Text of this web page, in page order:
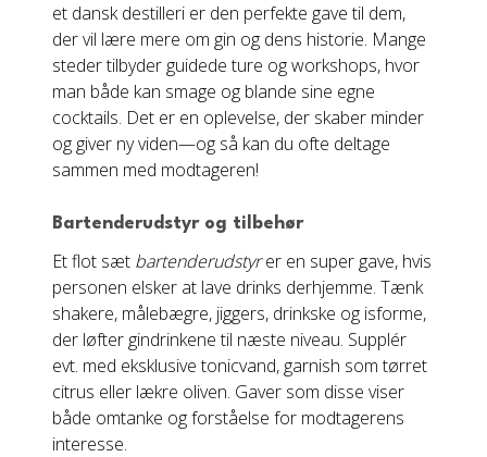
et dansk destilleri er den perfekte gave til dem,
der vil lære mere om gin og dens historie. Mange
steder tilbyder guidede ture og workshops, hvor
man både kan smage og blande sine egne
cocktails. Det er en oplevelse, der skaber minder
og giver ny viden—og så kan du ofte deltage
sammen med modtageren!
Bartenderudstyr og tilbehør
Et flot sæt bartenderudstyrer en super gave, hvis
personen elsker at lave drinks derhjemme. Tænk
shakere, målebægre, jiggers, drinkske og isforme,
der løfter gindrinkene til næste niveau. Supplér
evt. med eksklusive tonicvand, garnish som tørret
citrus eller lækre oliven. Gaver som disse viser
både omtanke og forståelse for modtagerens
interesse.